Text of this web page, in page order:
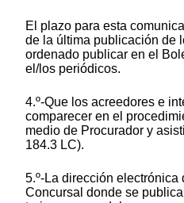
El plazo para esta
de la última publicación de
ordenado publicar en el
el/los periódicos.
4.º-Que los acreedores e
comparecer en el
medio de Procurador y
184.3 LC).
5.º-La dirección
Concursal donde se